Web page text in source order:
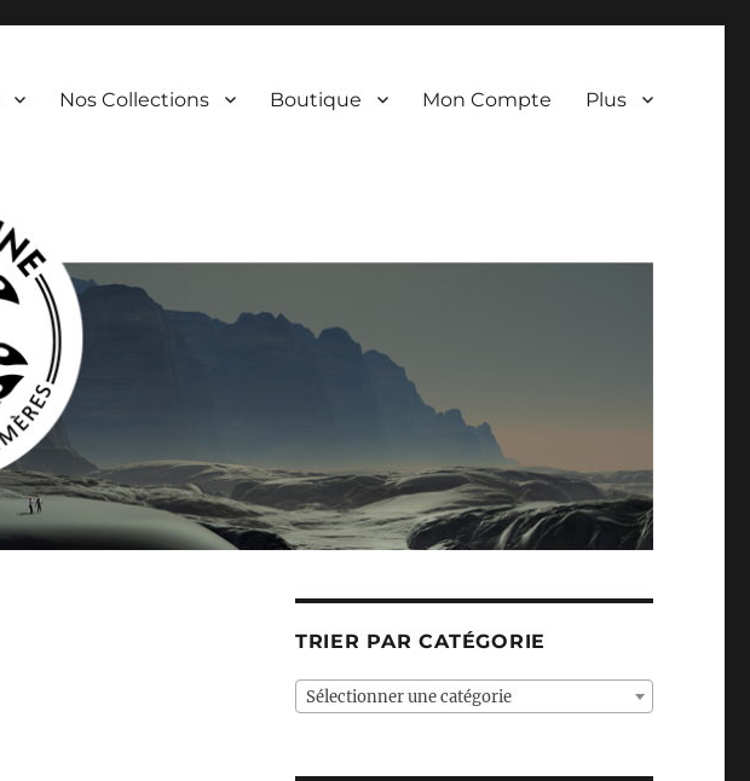
Nos Collections Boutique Mon Compte Plus
TRIER PAR CATÉGORIE
Sélectionner une catégorie